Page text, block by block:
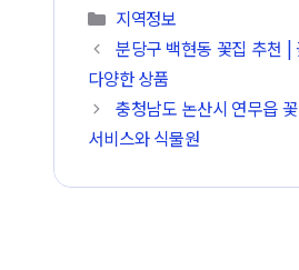
카테고리
지역정보
분당구 백현동 꽃집 추천 |
다양한 상품
충청남도 논산시 연무읍
서비스와 식물원